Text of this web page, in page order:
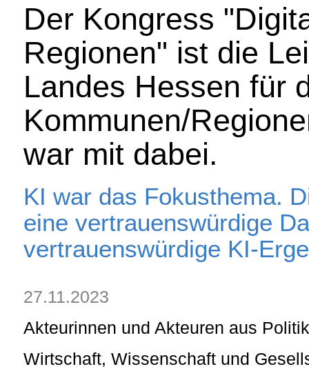
Der Kongress
Regionen" ist die
Landes Hessen für
Kommunen/
war mit dabei.
KI war das Fokusthema.
eine vertrauenswürdige
vertrauenswürdige KI-
27.11.2023
Akteurinnen und Akteuren aus
Wirtschaft, Wissenschaft und